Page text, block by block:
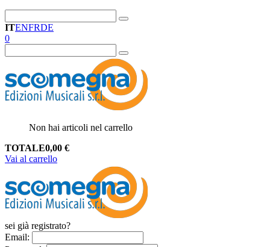
ITENFRDE
0
Non hai articoli nel carrello
TOTALE0,00 €
Vai al carrello
sei già registrato?
Email: